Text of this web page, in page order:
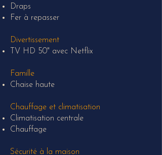
Draps
Fer à repasser
Divertissement
TV HD 50" avec Netflix
Famille
Chaise haute
Chauffage et climatisation
Climatisation centrale
Chauffage
Sécurité à la maison